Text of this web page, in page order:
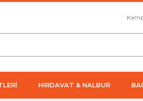
HIRDAVAT & NALBUR